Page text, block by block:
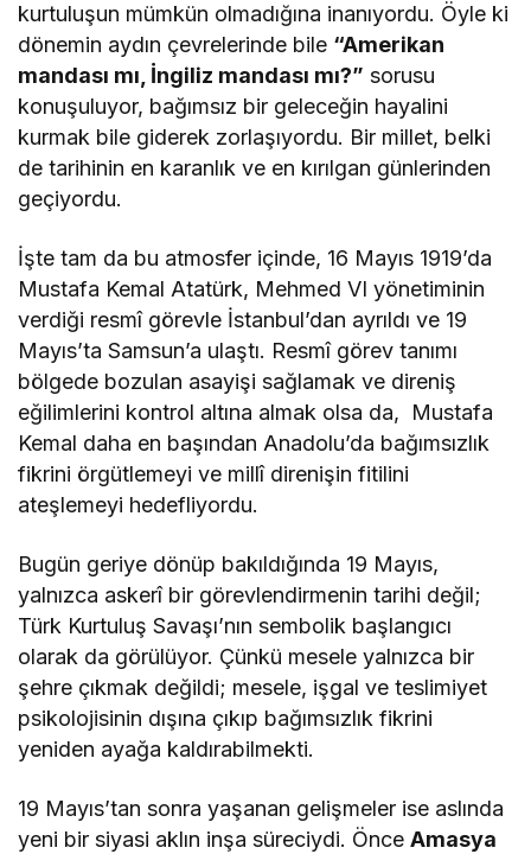
kurtuluşun mümkün olmadığına inanıyordu. Öyle ki
dönemin aydın çevrelerinde bile “Amerikan
mandası mı, İngiliz mandası mı?” sorusu
konuşuluyor, bağımsız bir geleceğin hayalini
kurmak bile giderek zorlaşıyordu. Bir millet, belki
de tarihinin en karanlık ve en kırılgan günlerinden
geçiyordu.
İşte tam da bu atmosfer içinde, 16 Mayıs 1919’da
Mustafa Kemal Atatürk, Mehmed VI yönetiminin
verdiği resmî görevle İstanbul’dan ayrıldı ve 19
Mayıs’taSamsun’a ulaştı. Resmî görev tanımı
bölgede bozulan asayişi sağlamak ve direniş
eğilimlerini kontrol altına almak olsa da, Mustafa
Kemal daha en başından Anadolu’da bağımsızlık
fikrini örgütlemeyi ve millî direnişin fitilini
ateşlemeyi hedefliyordu.
Bugün geriye dönüp bakıldığında 19 Mayıs,
yalnızca askerî bir görevlendirmenin tarihi değil;
Türk Kurtuluş Savaşı’nın sembolik başlangıcı
olarak da görülüyor. Çünkü mesele yalnızca bir
şehre çıkmak değildi; mesele, işgal ve teslimiyet
psikolojisinin dışına çıkıp bağımsızlık fikrini
yeniden ayağa kaldırabilmekti.
19 Mayıs’tan sonra yaşanan gelişmeler ise aslında
yeni bir siyasi aklın inşa süreciydi. ÖnceAmasya